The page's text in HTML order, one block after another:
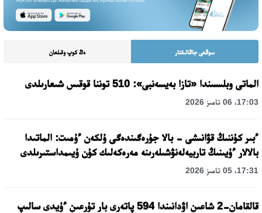
سوڭعى جاڭالىقتار ەڭ كوپ وقىلعان
الماتى وبلىسىندا «تازا بەيسەنبى»: 510 توننا قوقىس شىعارىلدى
17:03، 06 تامىز 2026
ءبىر كۇننىڭ قۋانىشى - بالا جۇرەگىندەگى ۇلكەن ءۇمىت: الماتىدا
بالالار ءۇيىنىڭ تاربيەلەنۋشىلەرىنە مەرەكەلىك كۇن ۇيىمداستىرىلدى
17:31، 05 تامىز 2026
قالقامان-2 شاعىن اۋدانىندا 594 پاتەرى بار تۇرعىن ءۇيدى سالىپ